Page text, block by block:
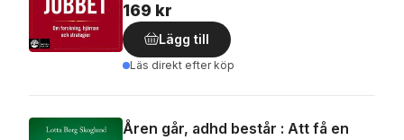
169 kr
Lägg till
Läs direkt efter köp
Åren går, adhd består : Att få en